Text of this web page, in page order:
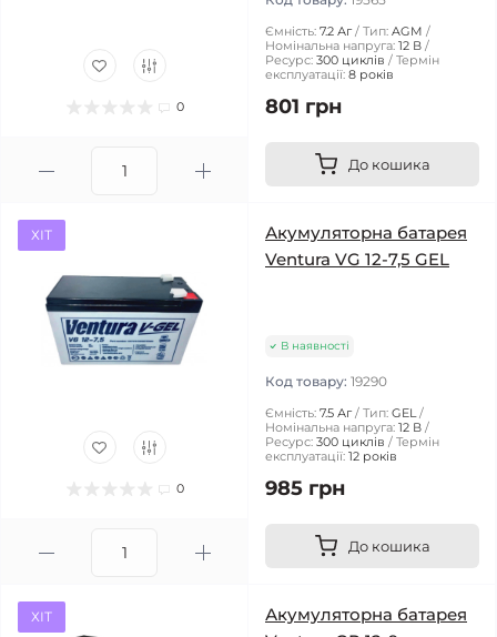
0
Ємність: 7.2 Аг Тип: AGM
Номінальна напруга: 12 В
Ресурс: 300 циклів
Термін
експлуатації: 8 років
801 грн
До кошика
ХІТ
0
Акумуляторна батарея
Ventura VG 12-7,5 GEL
В наявності
Код товару: 19290
Ємність: 7.5 Аг Тип: GEL
Номінальна напруга: 12 В
Ресурс: 300 циклів
Термін
експлуатації: 12 років
985 грн
До кошика
ХІТ
Акумуляторна батарея